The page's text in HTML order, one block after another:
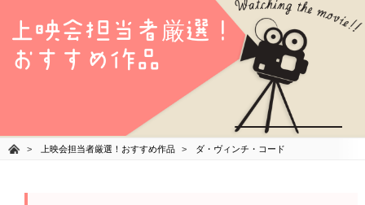
上映会担当者 厳選！
おすすめ作品
上映会担当者厳選！おすすめ作品 ダ・ヴィンチ・コード